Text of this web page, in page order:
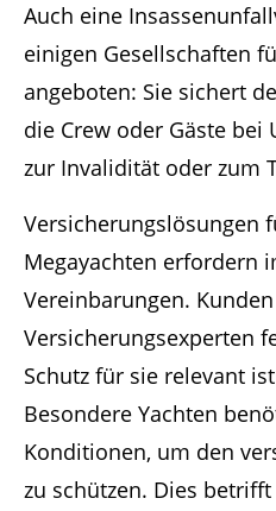
Auch eine
einigen Gesellschaften
angeboten: Sie sichert
die Crew oder Gäste bei
zur Invalidität oder zum
Versicherungslösungen
Megayachten erfordern
Vereinbarungen.
Versicherungsexperten
Schutz für sie relevant
Besondere Yachten
Konditionen, um den
zu schützen. Dies